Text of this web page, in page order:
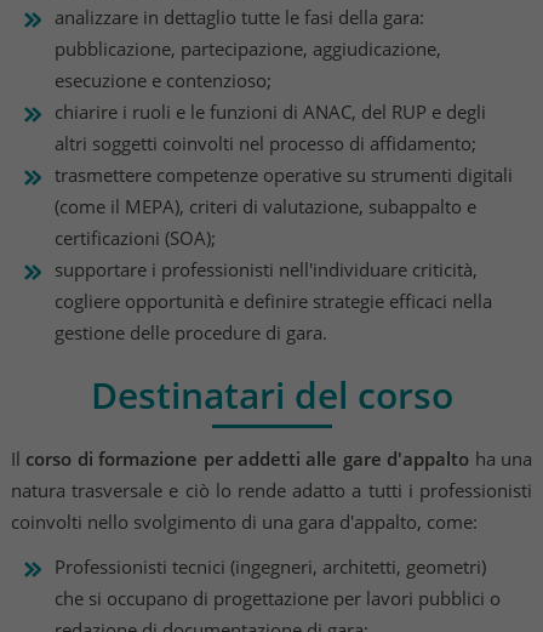
analizzare in dettaglio tutte le fasi della gara:
pubblicazione, partecipazione, aggiudicazione,
esecuzione e contenzioso;
chiarire i ruoli e le funzioni di ANAC, del RUP e degli
altri soggetti coinvolti nel processo di affidamento;
trasmettere competenze operative su strumenti digitali
(come il MEPA), criteri di valutazione, subappalto e
certificazioni (SOA);
supportare i professionisti nell'individuare criticità,
cogliere opportunità e definire strategie efficaci nella
gestione delle procedure di gara.
Destinatari del corso
Il corso di formazione per addetti alle gare d'appalto ha una
natura trasversale e ciò lo rende adatto a tutti i professionisti
coinvolti nello svolgimento di una gara d'appalto, come:
Professionisti tecnici (ingegneri, architetti, geometri)
che si occupano di progettazione per lavori pubblici o